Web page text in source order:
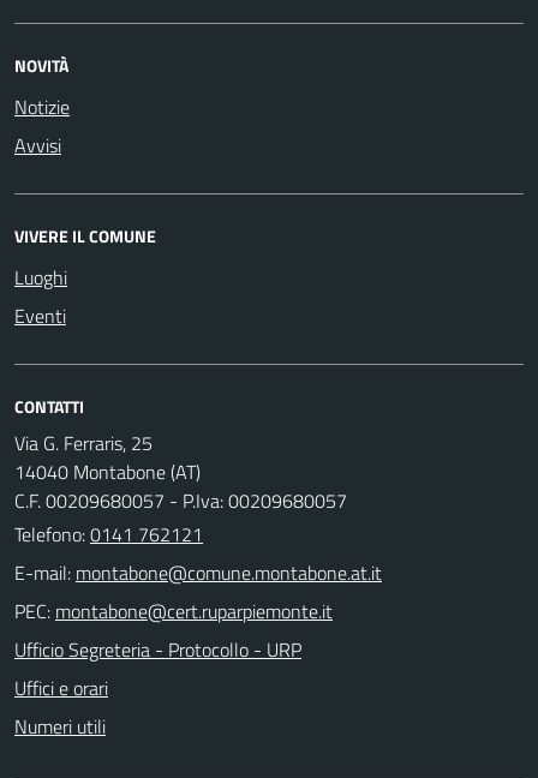
NOVITÀ
Notizie
Avvisi
VIVERE IL COMUNE
Luoghi
Eventi
CONTATTI
Via G. Ferraris, 25
14040 Montabone (AT)
C.F. 00209680057 - P.Iva: 00209680057
Telefono:0141 762121
E-mail:
PEC:
Ufficio Segreteria - Protocollo - URP
Uffici e orari
Numeri utili